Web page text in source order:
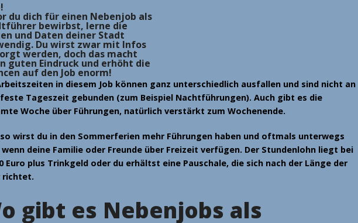
du dich für einen Nebenjob als
bewirbst, lerne die
und Daten deiner Stadt
Du wirst zwar mit Infos
werden, doch das macht
guten Eindruck und erhöht die
auf den Job enorm!
in diesem Job können ganz unterschiedlich ausfallen und sind nicht an
Tageszeit gebunden (zum Beispiel Nachtführungen). Auch gibt es die
Woche über Führungen, natürlich verstärkt zum Wochenende.
wirst du in den Sommerferien mehr Führungen haben und oftmals unterwegs
wenn deine Familie oder Freunde über Freizeit verfügen. Der Stundenlohn liegt bei
Euro plus Trinkgeld oder du erhältst eine Pauschale, die sich nach der Länge der
richtet.
gibt es Nebenjobs als